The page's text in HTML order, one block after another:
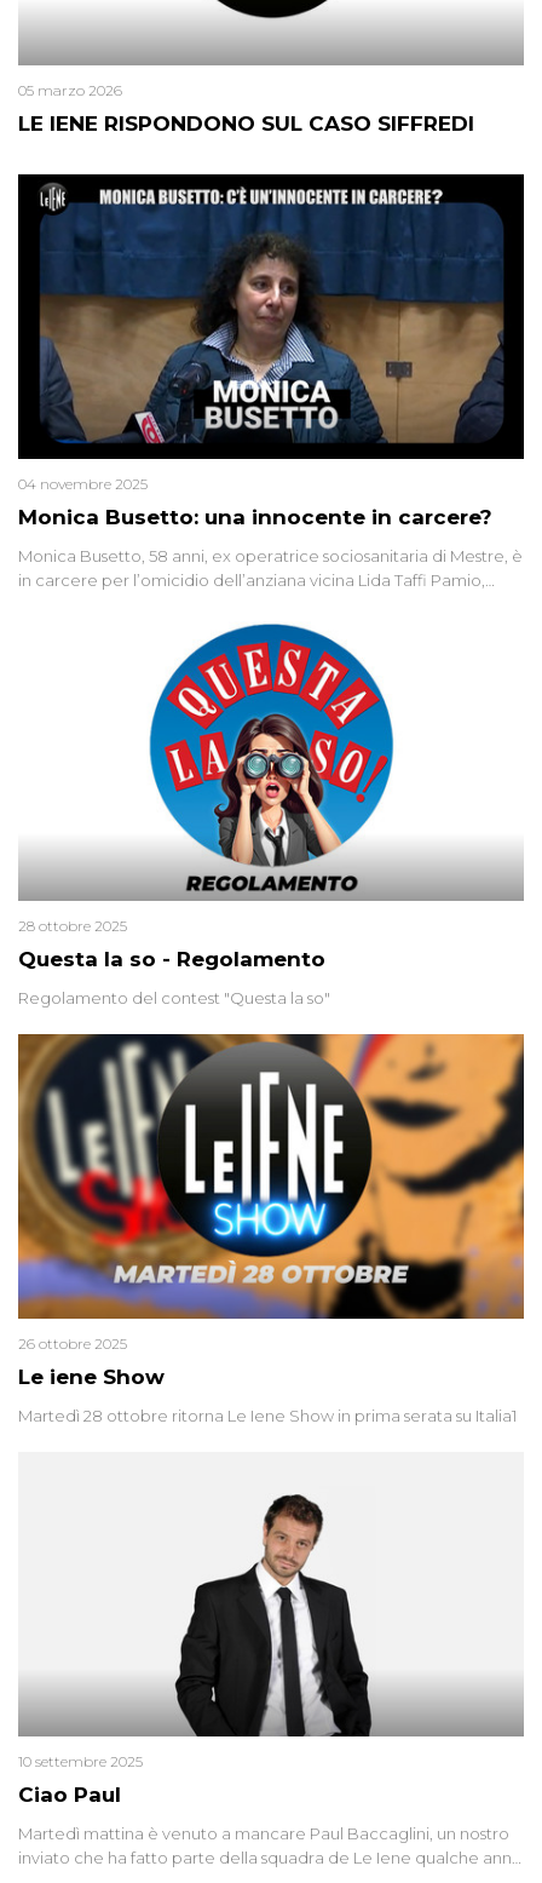
LE IENE RISPONDONO SUL CASO SIFFREDI
05 marzo 2026
Monica Busetto: una innocente in carcere?
04 novembre 2025
Monica Busetto, 58 anni, ex operatrice sociosanitaria di Mestre, è
in carcere per l’omicidio dell’anziana vicina Lida Taffi Pamio,
minuscola su una collanina, Monica si proclama innocente. Nel
2015 un’altra donna confessa lo stesso delitto, poi ritratta. Due
colpevoli per un solo omicidio: errore giudiziario o giustizia
Questa la so - Regolamento
28 ottobre 2025
Regolamento del contest "Questa la so"
Le iene Show
26 ottobre 2025
Martedì 28 ottobre ritorna Le Iene Show in prima serata su Italia1
Ciao Paul
10 settembre 2025
Martedì mattina è venuto a mancare Paul Baccaglini, un nostro
inviato che ha fatto parte della squadra de Le Iene qualche anno